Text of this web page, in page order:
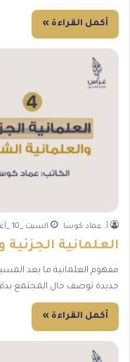
أكمل القراءة »
أ. عماد كوسا السبت _10 _أغسطس _2024AH 10-8-2024AD
العلمانية الجزئية
مفهوم العلمانية ما بعد
جديدة توصف حال المجتمع
أكمل القراءة »